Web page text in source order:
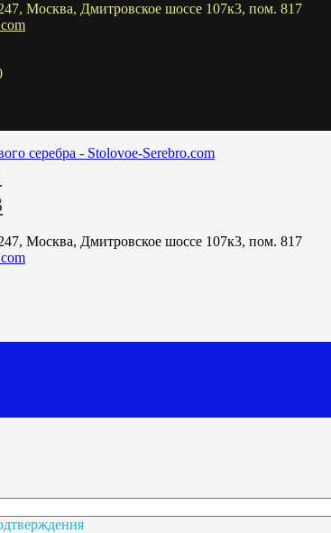
Москва, Дмитровское шоссе 107к3, пом. 817
Москва, Дмитровское шоссе 107к3, пом. 817